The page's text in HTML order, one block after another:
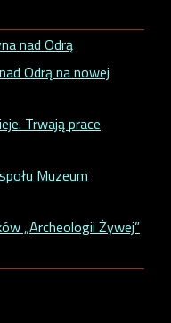
nad Odrą
Odrą na nowej
Trwają prace
Muzeum
„Archeologii Żywej”